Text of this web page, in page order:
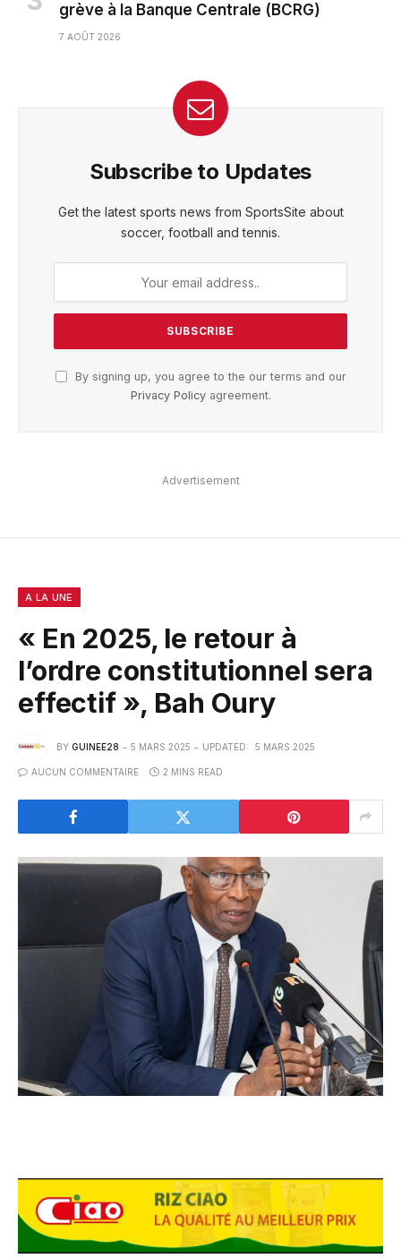
grève à la Banque Centrale (BCRG)
7 AOÛT 2026
Subscribe to Updates
Get the latest sports news from SportsSite about
soccer, football and tennis.
By signing up, you agree to the our terms and our
Privacy Policyagreement.
Advertisement
A LA UNE
« En 2025, le retour à
l’ordre constitutionnel sera
effectif », Bah Oury
BY GUINEE28 5 MARS 2025 UPDATED: 5 MARS 2025
AUCUN COMMENTAIRE 2 MINS READ